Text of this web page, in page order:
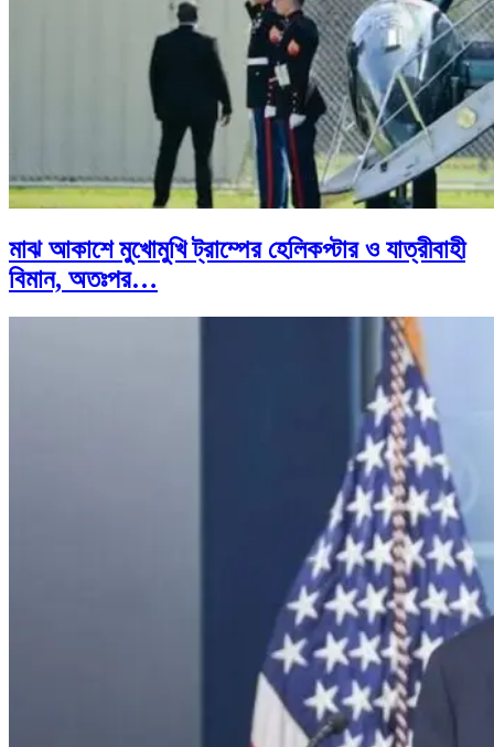
মাঝ আকাশে মুখোমুখি ট্রাম্পের হেলিকপ্টার ও যাত্রীবাহী
বিমান, অতঃপর…